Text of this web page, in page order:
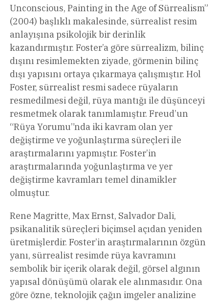
Unconscious, Painting in the Age of Sürrealism”
(2004) başlıklı makalesinde, sürrealist resim
anlayışına psikolojik bir derinlik
kazandırmıştır. Foster’a göre sürrealizm, bilinç
dışını resimlemekten ziyade, görmenin bilinç
dışı yapısını ortaya çıkarmaya çalışmıştır. Hol
Foster, sürrealist resmi sadece rüyaların
resmedilmesi değil, rüya mantığı ile düşünceyi
resmetmek olarak tanımlamıştır. Freud’un
“Rüya Yorumu”nda iki kavram olan yer
değiştirme ve yoğunlaştırma süreçleri ile
araştırmalarını yapmıştır. Foster’in
araştırmalarında yoğunlaştırma ve yer
değiştirme kavramları temel dinamikler
olmuştur.
Rene Magritte, Max Ernst, Salvador Dali,
psikanalitik süreçleri biçimsel açıdan yeniden
üretmişlerdir. Foster’in araştırmalarının özgün
yanı, sürrealist resimde rüya kavramını
sembolik bir içerik olarak değil, görsel algının
yapısal dönüşümü olarak ele alınmasıdır. Ona
göre özne, teknolojik çağın imgeler analizine